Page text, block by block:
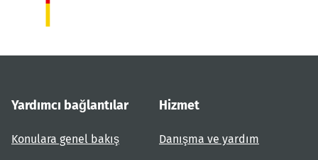
Yardımcı bağlantılar
Konulara genel bakış
Hizmet
Danışma ve yardım